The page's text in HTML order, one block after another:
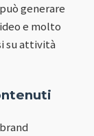
generare
e molto
su attività